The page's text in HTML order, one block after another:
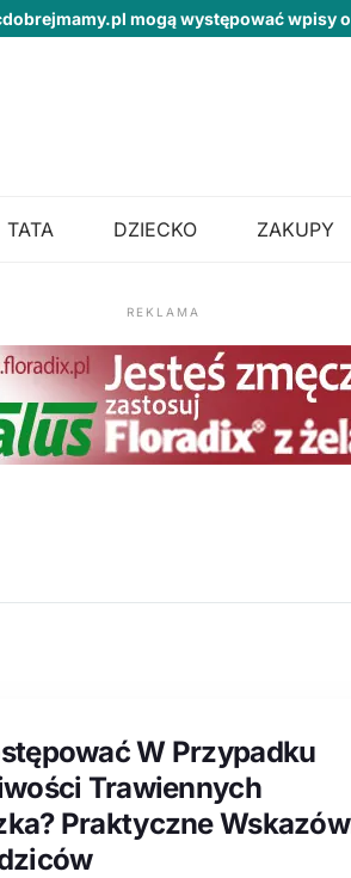
mogą występować wpisy
TATA DZIECKO ZAKUPY
REKLAMA
W Przypadku
Trawiennych
Praktyczne